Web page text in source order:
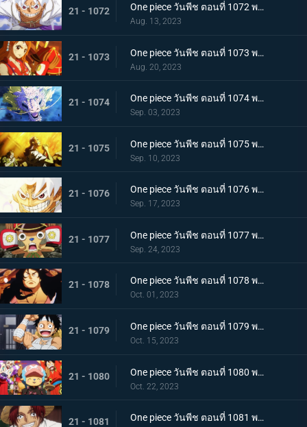
21 - 1072 One piece วันพีช ตอนที่ 1072 พากย์ไทย พลังกวนประสาท เกียร์ฟิฟท์โลดแล่น
Aug. 13, 2023
21 - 1073 One piece วันพีช ตอนที่ 1073 พากย์ไทย ไม่มีที่ให้หนี ภาพเกาะโอนิกาชิมะในนรก
Aug. 20, 2023
21 - 1074 One piece วันพีช ตอนที่ 1074 พากย์ไทย เชื่อในโมโมะ ท่าเด็ดครั้งสุดท้ายของลูฟี่
Sep. 03, 2023
21 - 1075 One piece วันพีช ตอนที่ 1075 พากย์ไทย คำอธิษฐาน 20 ปี ทวงคืนแคว้นวาโนะ
Sep. 10, 2023
21 - 1076 One piece วันพีช ตอนที่ 1076 พากย์ไทย โลกที่ลูฟี่ปรารถนา
Sep. 17, 2023
21 - 1077 One piece วันพีช ตอนที่ 1077 พากย์ไทย ปิดฉาก ผู้ชนะ ลูฟี่หมวกฟาง
Sep. 24, 2023
21 - 1078 One piece วันพีช ตอนที่ 1078 พากย์ไทย การกลับมา โชกุนแห่งแคว้นวาโนะ โคสึกิ โมโมโนะสุเกะ
Oct. 01, 2023
21 - 1079 One piece วันพีช ตอนที่ 1079 พากย์ไทย ยามเช้ามาถึง การพักผ่อนของพวกลูฟี่
Oct. 15, 2023
21 - 1080 One piece วันพีช ตอนที่ 1080 พากย์ไทย งานเลี้ยงฉลอง เหล่าจักรพรรดิแห่งท้องทะเลคนใหม่
Oct. 22, 2023
21 - 1081 One piece วันพีช ตอนที่ 1081 พากย์ไทย โลกจะลุกเป็นไฟ การโจมตีของพลเรือเอก